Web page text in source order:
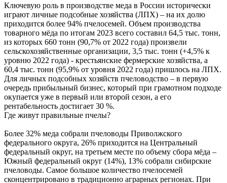
Ключевую роль в производстве меда в России исторически
играют личные подсобные хозяйства (ЛПХ) – на их долю
приходится более 94% пчелосемей. Объем производства
товарного мёда по итогам 2023 всего составил 64,5 тыс. тонн,
из которых 660 тонн (90,7% от 2022 года) произвели
сельскохозяйственные организации, 3,5 тыс. тонн (+4,5% к
уровню 2022 года) - крестьянские фермерские хозяйства, а
60,4 тыс. тонн (95,9% от уровня 2022 года) пришлось на ЛПХ.
Для личных подсобных хозяйств пчеловодство – в первую
очередь прибыльный бизнес, который при грамотном подходе
окупается уже в первый или второй сезон, а его
рентабельность достигает 30 %.
Где живут правильные пчелы?
Более 32% меда собрали пчеловоды Приволжского
федерального округа, 26% приходится на Центральный
федеральный округ, на третьем месте по объему сбора мёда –
Южный федеральный округ (14%), 13% собрали сибирские
пчеловоды. Самое большое количество пчелосемей
сконцентрировано в традиционно аграрных регионах. При